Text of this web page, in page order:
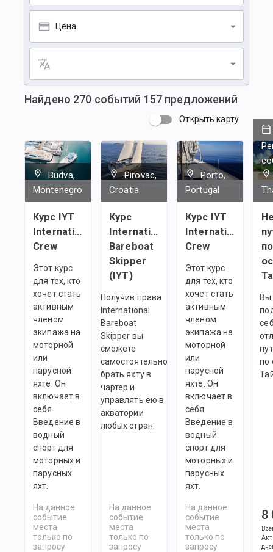
Цена
Найдено 270 событий 157 предложений
Открыть карту
Budva,
Montenegro
Курс IYT
International
Crew
Этот курс
для тех, кто
хочет стать
активным
членом
экипажа на
моторной
или
парусной
яхте. Он
включает в
себя
Введение в
водный
спорт для
моторных и
парусных
яхт.
На данное
событие
места
только по
запросу
Pirovac,
Croatia
Курс
International
Bareboat
Skipper
(IYT)
Получив права
International
Bareboat
Skipper вы
сможете
самостоятельно
брать яхту в
чартер и
управлять ею в
акватории
любых стран.
На данное
событие
места
только по
запросу
Porto,
Portugal
Курс IYT
International
Crew
Этот курс
для тех, кто
хочет стать
активным
членом
экипажа на
моторной
или
парусной
яхте. Он
включает в
себя
Введение в
водный
спорт для
моторных и
парусных
яхт.
На данное
событие
места
только по
запросу
по
Вы
по
8